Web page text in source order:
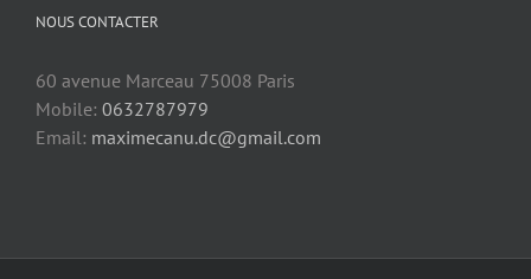
NOUS CONTACTER
60 avenue Marceau 75008 Paris
Mobile: 0632787979
Email: maximecanu.dc@gmail.com